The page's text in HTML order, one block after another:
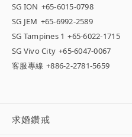
SG ION +65-6015-0798
SG JEM +65-6992-2589
SG Tampines 1 +65-6022-1715
SG Vivo City +65-6047-0067
客服專線 +886-2-2781-5659
求婚鑽戒